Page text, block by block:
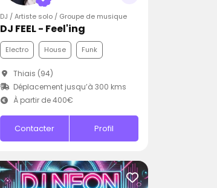
DJ / Artiste solo / Groupe de musique
DJ FEEL - Feel'ing
Electro House Funk
Thiais (94)
Déplacement jusqu’à 300 kms
À partir de 400€
Contacter Profil